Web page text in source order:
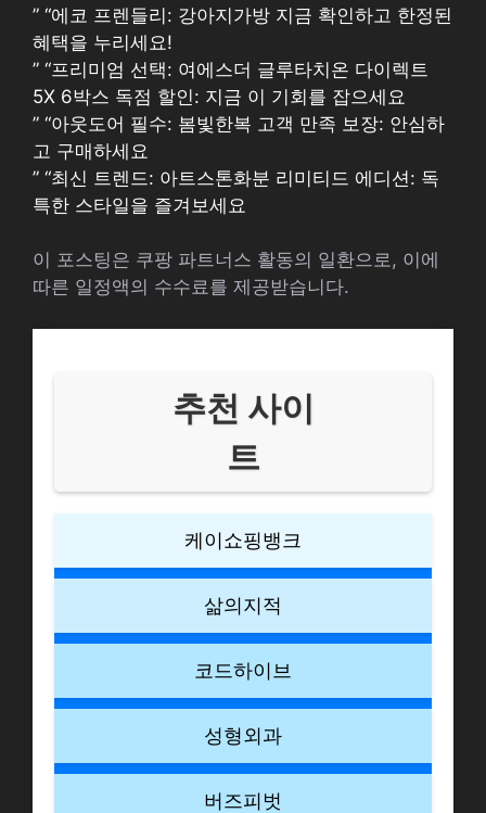
” “에코 프렌들리: 강아지가방 지금 확인하고 한정된
혜택을 누리세요!
” “프리미엄 선택: 여에스더 글루타치온 다이렉트
5X 6박스 독점 할인: 지금 이 기회를 잡으세요
” “아웃도어 필수: 봄빛한복 고객 만족 보장: 안심하
고 구매하세요
” “최신 트렌드: 아트스톤화분 리미티드 에디션: 독
특한 스타일을 즐겨보세요
이 포스팅은 쿠팡 파트너스 활동의 일환으로, 이에
따른 일정액의 수수료를 제공받습니다.
추천 사이
트
케이쇼핑뱅크
삶의지적
코드하이브
성형외과
버즈피벗